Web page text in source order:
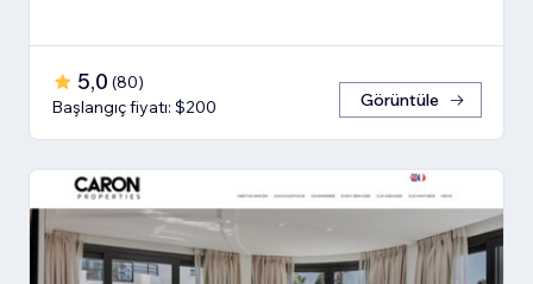
5,0 (80)
Başlangıç fiyatı: $200
Görüntüle